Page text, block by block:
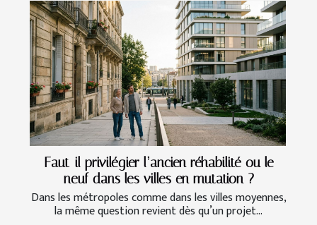
Faut-il privilégier l’ancien réhabilité ou le
neuf dans les villes en mutation ?
Dans les métropoles comme dans les villes moyennes,
la même question revient dès qu’un projet...